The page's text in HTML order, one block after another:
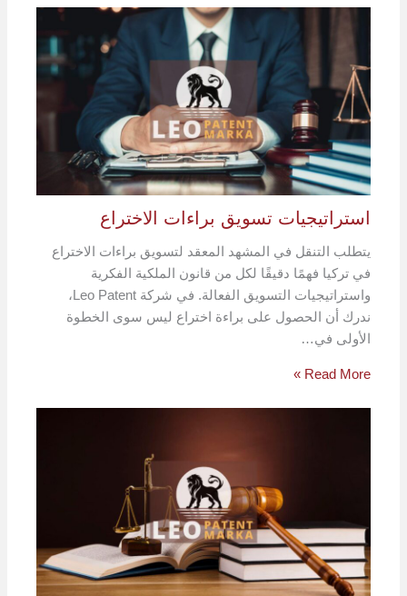
استراتيجيات تسويق براءات الاختراع
يتطلب التنقل في المشهد المعقد لتسويق براءات الاختراع
في تركيا فهمًا دقيقًا لكل من قانون الملكية الفكرية
واستراتيجيات التسويق الفعالة. في شركة Leo Patent،
ندرك أن الحصول على براءة اختراع ليس سوى الخطوة
الأولى في…
Read More »